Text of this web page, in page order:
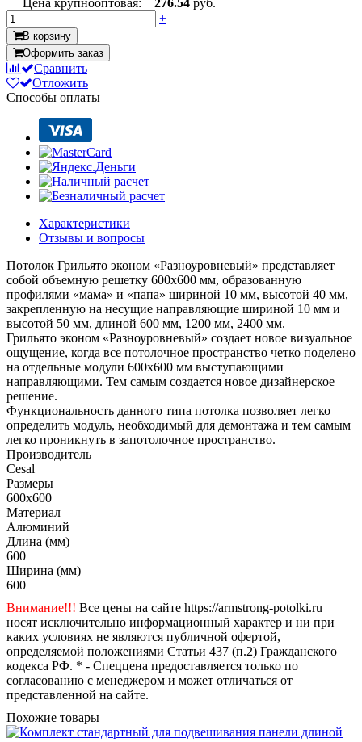
+
В корзину
Оформить заказ
Сравнить
Отложить
Способы оплаты
Характеристики
Отзывы и вопросы
Потолок Грильято эконом «Разноуровневый» представляет
собой объемную решетку 600х600 мм, образованную
профилями «мама» и «папа» шириной 10 мм, высотой 40 мм,
закрепленную на несущие направляющие шириной 10 мм и
высотой 50 мм, длиной 600 мм, 1200 мм, 2400 мм.
Грильято эконом «Разноуровневый» создает новое визуальное
ощущение, когда все потолочное пространство четко поделено
на отдельные модули 600х600 мм выступающими
направляющими. Тем самым создается новое дизайнерское
решение.
Функциональность данного типа потолка позволяет легко
определить модуль, необходимый для демонтажа и тем самым
легко проникнуть в запотолочное пространство.
Производитель
Cesal
Размеры
600x600
Материал
Алюминий
Длина (мм)
600
Ширина (мм)
600
Внимание!!! Все цены на сайте https://armstrong-potolki.ru
носят исключительно информационный характер и ни при
каких условиях не являются публичной офертой,
определяемой положениями Статьи 437 (п.2) Гражданского
кодекса РФ. * - Спеццена предоставляется только по
согласованию с менеджером и может отличаться от
представленной на сайте.
Похожие товары